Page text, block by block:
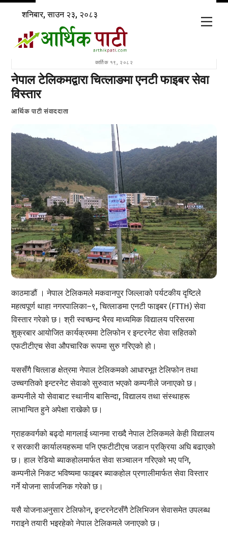
Skip
content
शनिबार, साउन २३, २०८३
कार्तिक १९, २०८२
नेपाल टेलिकमद्वारा चित्लाङमा एनटी फाइबर सेवा
विस्तार
आर्थिक पाटी संवाददाता
काठमाडौं । नेपाल टेलिकमले मकवानपुर जिल्लाको पर्यटकीय दृष्टिले
महत्वपूर्ण थाहा नगरपालिका–९, चित्लाङमा एनटी फाइबर (FTTH) सेवा
विस्तार गरेको छ। श्री स्वच्छन्द भैरव माध्यमिक विद्यालय परिसरमा
शुक्रबार आयोजित कार्यक्रममा टेलिफोन र इन्टरनेट सेवा सहितको
एफटीटीएच सेवा औपचारिक रूपमा सुरु गरिएको हो।
यससँगै चित्लाङ क्षेत्रमा नेपाल टेलिकमको आधारभूत टेलिफोन तथा
उच्चगतिको इन्टरनेट सेवाको सुरुवात भएको कम्पनीले जनाएको छ।
कम्पनीले यो सेवाबाट स्थानीय बासिन्दा, विद्यालय तथा संस्थाहरू
लाभान्वित हुने अपेक्षा राखेको छ।
ग्राहकवर्गको बढ्दो मागलाई ध्यानमा राख्दै नेपाल टेलिकमले केही विद्यालय
र सरकारी कार्यालयहरूमा पनि एफटीटीएच जडान प्रक्रिया अघि बढाएको
छ। हाल रेडियो ब्याकहोलमार्फत सेवा सञ्चालन गरिएको भए पनि,
कम्पनीले निकट भविष्यमा फाइबर ब्याकहोल प्रणालीमार्फत सेवा विस्तार
गर्ने योजना सार्वजनिक गरेको छ।
यसै योजनाअनुसार टेलिफोन, इन्टरनेटसँगै टेलिभिजन सेवासमेत उपलब्ध
गराइने तयारी भइरहेको नेपाल टेलिकमले जनाएको छ।